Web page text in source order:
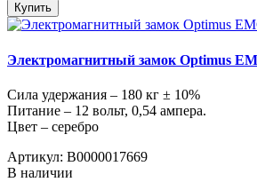
Купить
Электромагнитный замок Optimus
Сила удержания – 180 кг ± 10%
Питание – 12 вольт, 0,54 ампера.
Цвет – серебро
Артикул: В0000017669
В наличии